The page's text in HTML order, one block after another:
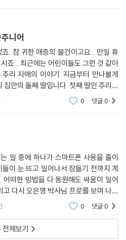
니어
휴
죠... 최근에는 어린이들도 그런 것 같아
는 1년! 딱 1년, 똑같은 8월 1일생이에요. 첫째 딸인 주리는 너무너무
0 댓글0
일 중에 하나가 스마트폰 사용을 줄이
이 눈 뜨고 일어나서 잠들기 전까지 계
떠한 방법을 다 동원해도 싸움이 일어
다시 오은영 박사님 프로를 보며 나의
하며 살아가고 있는 일상인데요. 이러
0 댓글0
전체보기